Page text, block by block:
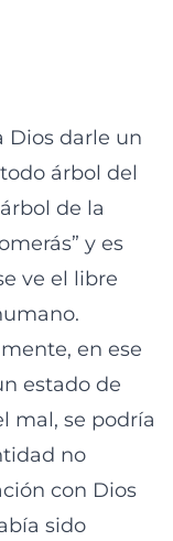
Dios darle un
árbol del
de la
y es
ve el libre
en ese
estado de
mal, se podría
no
con Dios
sido